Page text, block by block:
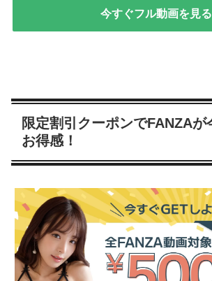
今すぐフル動画を見る
限定割引クーポンでFANZAが
お得感！